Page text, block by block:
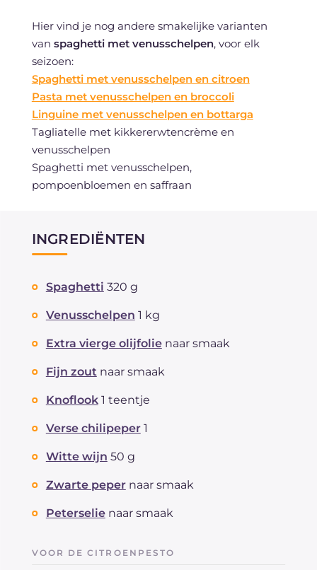
Hier vind je nog andere smakelijke varianten
van spaghetti met venusschelpen, voor elk
seizoen:
Spaghetti met venusschelpen en citroen
Pasta met venusschelpen en broccoli
Linguine met venusschelpen en bottarga
Tagliatelle met kikkererwtencrème en
venusschelpen
Spaghetti met venusschelpen,
pompoenbloemen en saffraan
INGREDIËNTEN
Spaghetti 320 g
Venusschelpen 1 kg
Extra vierge olijfolie naar smaak
Fijn zout naar smaak
Knoflook 1 teentje
Verse chilipeper 1
Witte wijn 50 g
Zwarte peper naar smaak
Peterselie naar smaak
VOOR DE CITROENPESTO